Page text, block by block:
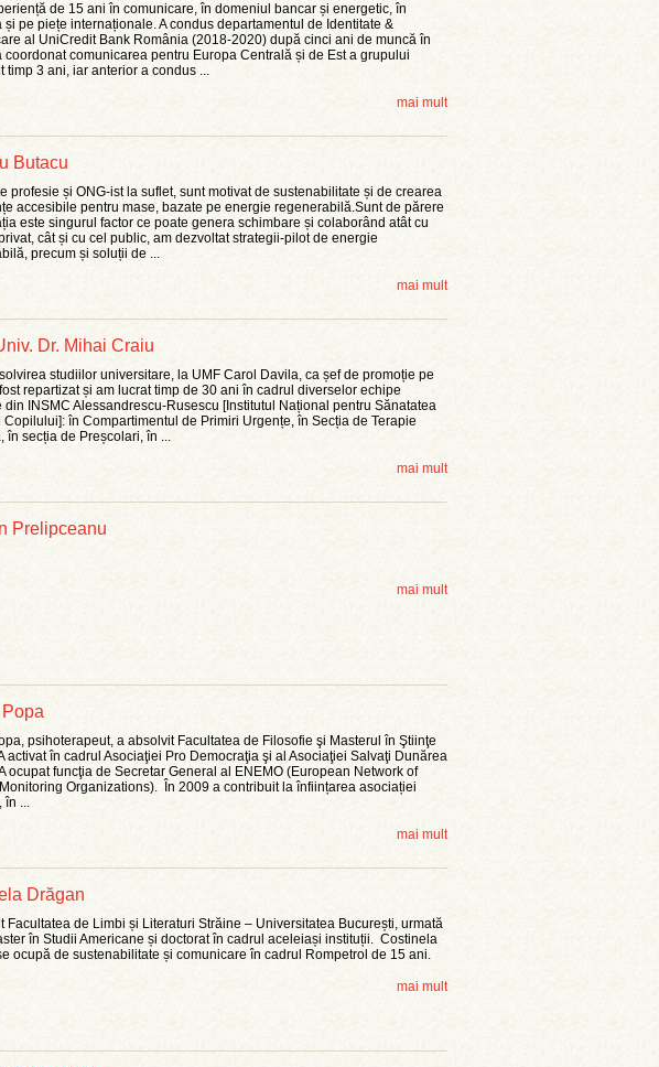
de 15 ani în comunicare, în domeniul bancar și energetic, în
și pe piețe internaționale. A condus departamentul de Identitate &
al UniCredit Bank România (2018-2020) după cinci ani de muncă în
coordonat comunicarea pentru Europa Centrală și de Est a grupului
timp 3 ani, iar anterior a condus ...
mai mult
Butacu
profesie și ONG-ist la suflet, sunt motivat de sustenabilitate și de crearea
accesibile pentru mase, bazate pe energie regenerabilă.Sunt de părere
este singurul factor ce poate genera schimbare și colaborând atât cu
cât și cu cel public, am dezvoltat strategii-pilot de energie
precum și soluții de ...
mai mult
Dr. Mihai Craiu
studiilor universitare, la UMF Carol Davila, ca șef de promoție pe
repartizat și am lucrat timp de 30 ani în cadrul diverselor echipe
din INSMC Alessandrescu-Rusescu [Institutul Național pentru Sănatatea
Copilului]: în Compartimentul de Primiri Urgențe, în Secția de Terapie
în secția de Preșcolari, în ...
mai mult
Prelipceanu
mai mult
psihoterapeut, a absolvit Facultatea de Filosofie şi Masterul în Ştiinţe
activat în cadrul Asociaţiei Pro Democraţia şi al Asociaţiei Salvaţi Dunărea
ocupat funcţia de Secretar General al ENEMO (European Network of
Organizations). În 2009 a contribuit la înființarea asociației
în ...
mai mult
Drăgan
Facultatea de Limbi și Literaturi Străine – Universitatea București, urmată
în Studii Americane și doctorat în cadrul aceleiași instituții. Costinela
ocupă de sustenabilitate și comunicare în cadrul Rompetrol de 15 ani.
mai mult